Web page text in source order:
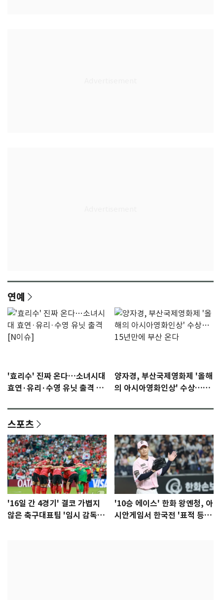
연예
'효리수' 진짜 온다…소녀시대
효연·유리·수영 유닛 출격 [N
양자경, 부산국제영화제 '올해
의 아시아영화인상' 수상…15
스포츠
'16일 간 4경기' 결코 가볍지
않은 축구대표팀 '임시 감독'
'10승 에이스' 한화 왕옌청, 아
시안게임서 한국전 '표적 등